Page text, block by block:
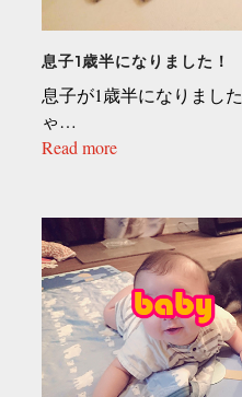
息子1歳半になりました！
息子が1歳半になりまし
ゃ…
Read more